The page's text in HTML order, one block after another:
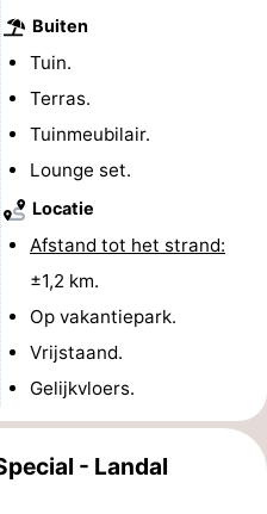
Buiten
Tuin.
Terras.
Tuinmeubilair.
Lounge set.
Locatie
Afstand tot het strand:
±1,2 km.
Op vakantiepark.
Vrijstaand.
Gelijkvloers.
- Landal